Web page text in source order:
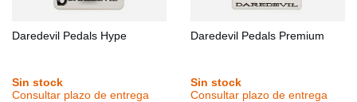
Daredevil Pedals Hype
Sin stock
Consultar plazo de entrega
Daredevil Pedals Premium
Sin stock
Consultar plazo de entrega